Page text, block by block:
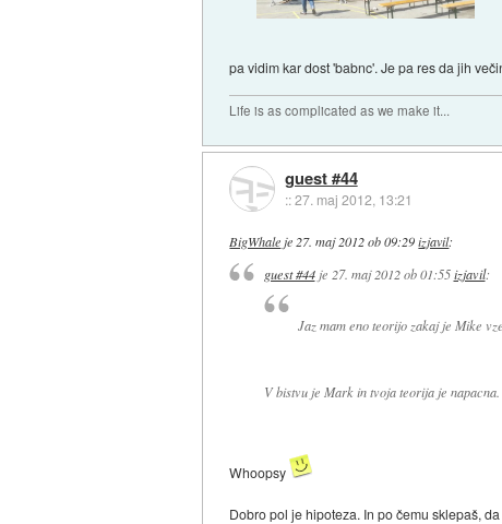
pa vidim kar dost 'babnc'. Je pa res da jih
Life is as complicated as we make it...
guest #44
::27. maj 2012, 13:21
BigWhale je 27. maj 2012 ob 09:29 izjavil:
guest #44je 27. maj 2012 ob 01:55 izjavil:
Jaz mam eno teorijo zakaj je Mike
V bistvu je Mark in tvoja teorija je napacna.
Whoopsy
Dobro pol je hipoteza. In po čemu sklepaš,